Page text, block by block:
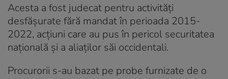
Acesta a fost judecat pentru activități
desfășurate fără mandat în perioada 2015-
2022, acțiuni care au pus în pericol securitatea
națională și a aliaților săi occidentali.
Procurorii s-au bazat pe probe furnizate de o